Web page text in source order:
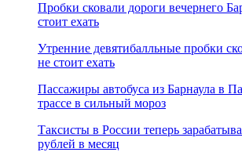
Пробки сковали дороги вечернего
стоит ехать
Утренние девятибалльные пробки
не стоит ехать
Пассажиры автобуса из Барнаула в
трассе в сильный мороз
Таксисты в России теперь
рублей в месяц